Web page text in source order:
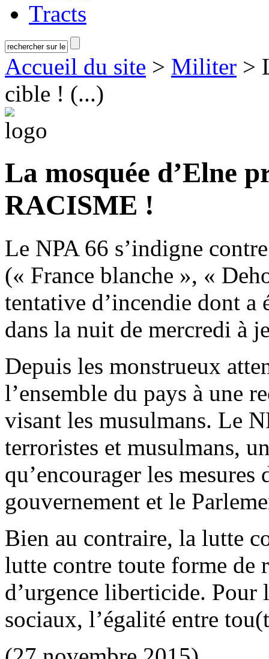
Tracts
Accueil du site > Militer >
cible ! (...)
La mosquée d’Elne
RACISME !
Le NPA 66 s’indigne
(« France blanche », «
tentative d’incendie dont a
dans la nuit de mercredi à
Depuis les monstrueux
l’ensemble du pays à une
visant les musulmans. Le
terroristes et musulmans,
qu’encourager les mesures
gouvernement et le
Bien au contraire, la lutte
lutte contre toute forme de
d’urgence liberticide. Pour
sociaux, l’égalité entre